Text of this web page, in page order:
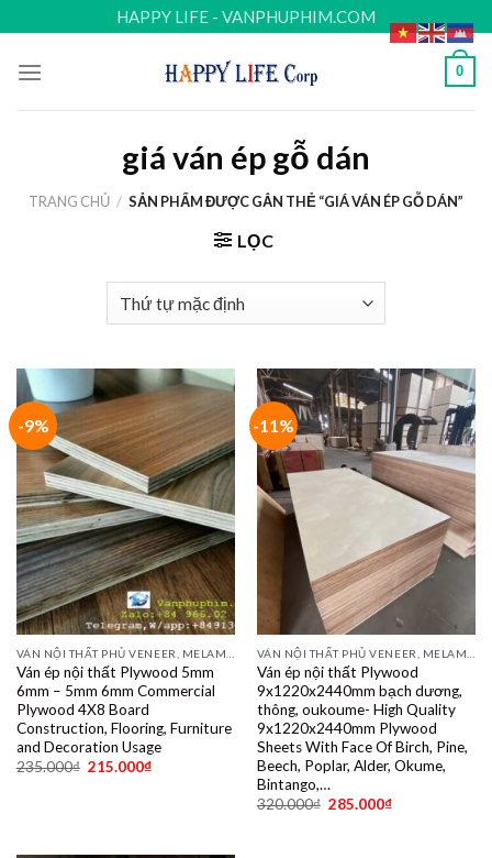
to
content
HAPPY LIFE - VANPHUPHIM.COM
0
giá ván ép gỗ dán
TRANG CHỦ / SẢN PHẨM ĐƯỢC GẮN THẺ “GIÁ VÁN ÉP GỖ DÁN”
LỌC
-9%
Ván ép nội thất Plywood 5mm
6mm – 5mm 6mm Commercial
Plywood 4X8 Board
Construction, Flooring, Furniture
and Decoration Usage
235.000₫ 215.000₫
-11%
Ván ép nội thất Plywood
9x1220x2440mm bạch dương,
thông, oukoume- High Quality
9x1220x2440mm Plywood
Sheets With Face Of Birch, Pine,
Beech, Poplar, Alder, Okume,
Bintango,…
320.000₫ 285.000₫